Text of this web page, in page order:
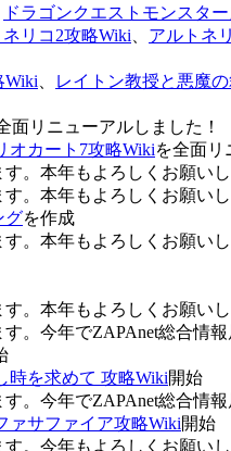
ドラゴンクエストモンスタ
リコ2攻略Wiki アルトネ
Wiki レイトン教授と悪魔
面リニューアルしました！
オカート7攻略Wikiを全面リ
。本年もよろしくお願いし
。本年もよろしくお願いし
グを作成
。本年もよろしくお願いし
。本年もよろしくお願いし
。今年でZAPAnet総合情報
時を求めて 攻略Wiki開始
。今年でZAPAnet総合情報
ァサファイア攻略Wiki開始
。今年もよろしくお願いし